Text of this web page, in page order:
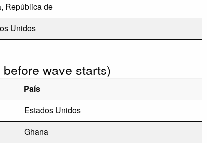
República de
Unidos
wave starts)
País
Estados Unidos
Ghana